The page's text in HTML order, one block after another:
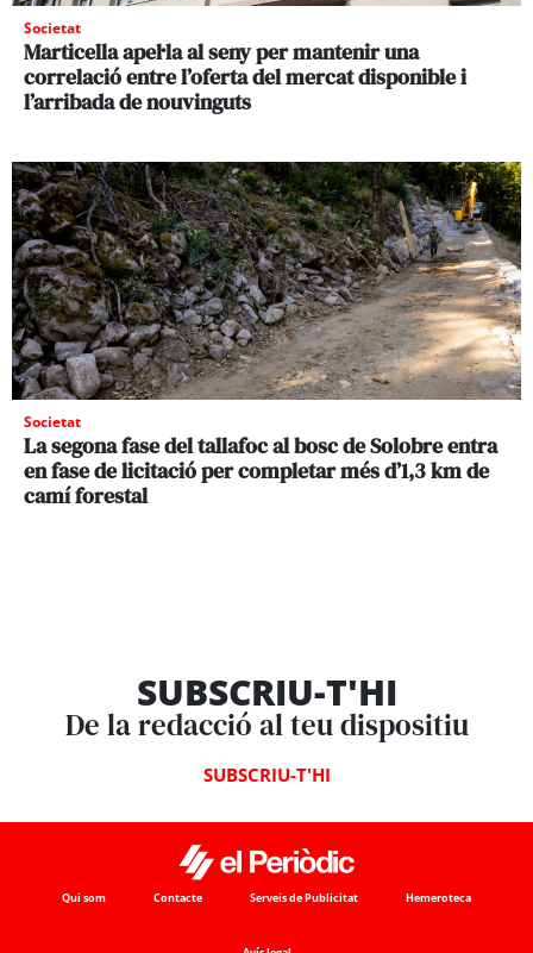
Societat
Marticella apel·la al seny per mantenir una
correlació entre l’oferta del mercat disponible i
l’arribada de nouvinguts
Societat
La segona fase del tallafoc al bosc de Solobre entra
en fase de licitació per completar més d’1,3 km de
camí forestal
SUBSCRIU-T'HI
De la redacció al teu dispositiu
SUBSCRIU-T'HI
Qui som Contacte Serveis de Publicitat Hemeroteca